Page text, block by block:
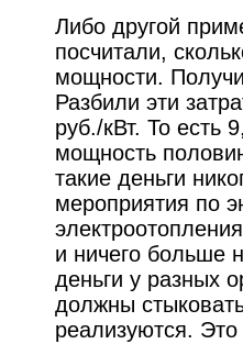
Либо другой
посчитали,
мощности.
Разбили эти
руб./кВт. То есть
мощность
такие деньги
мероприятия по
и ничего больше
деньги у разных
должны
реализуются.